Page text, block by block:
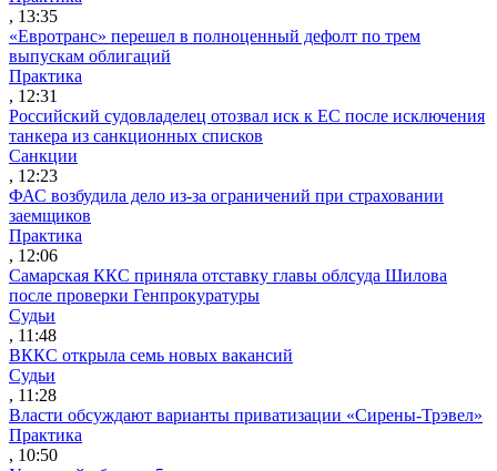
, 13:35
«Евротранс» перешел в полноценный дефолт по трем
выпускам облигаций
Практика
, 12:31
Российский судовладелец отозвал иск к ЕС после исключения
танкера из санкционных списков
Санкции
, 12:23
ФАС возбудила дело из-за ограничений при страховании
заемщиков
Практика
, 12:06
Самарская ККС приняла отставку главы облсуда Шилова
после проверки Генпрокуратуры
Судьи
, 11:48
ВККС открыла семь новых вакансий
Судьи
, 11:28
Власти обсуждают варианты приватизации «Сирены-Трэвел»
Практика
, 10:50